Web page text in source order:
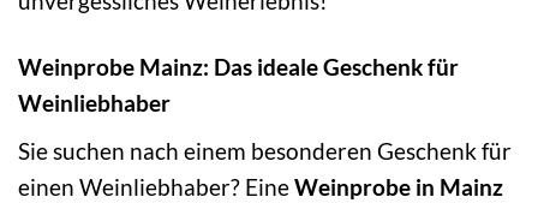
Weinprobe Mainz: Das ideale Geschenk für
Weinliebhaber
Sie suchen nach einem besonderen Geschenk für
einen Weinliebhaber? EineWeinprobe in Mainz